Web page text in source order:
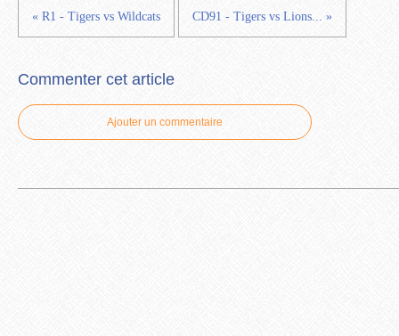
« R1 - Tigers vs Wildcats CD91 - Tigers vs Lions... »
Commenter cet article
Ajouter un commentaire